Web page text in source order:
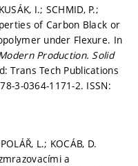
I.; SCHMID, P.;
of Carbon Black or
under Flexure. In
Production. Solid
Trans Tech Publications
3-0364-1171-2. ISSN:
L.; KOCÁB, D.
a